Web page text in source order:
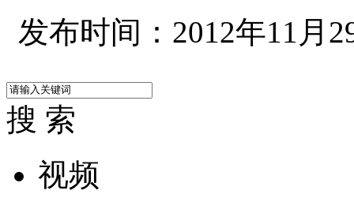
发布时间：2012年11月
搜 索
视频